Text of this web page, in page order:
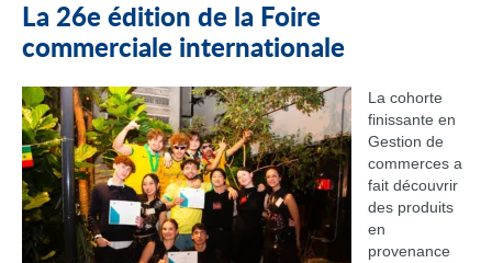
La 26e édition de la Foire
commerciale internationale
La cohorte
finissante en
Gestion de
commerces a
fait découvrir
des produits
en
provenance